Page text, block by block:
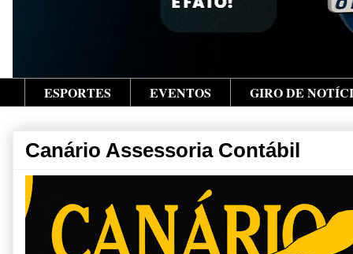
ESPORTES EVENTOS GIRO DE
Canário Assessoria Contábil